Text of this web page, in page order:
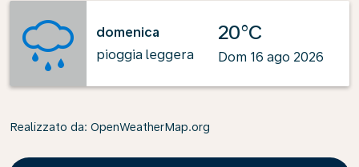
domenica
pioggia leggera
20°C
Dom 16 ago 2026
Realizzato da: OpenWeatherMap.org